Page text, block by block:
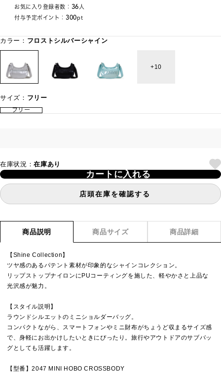
お気に入り登録者数： 36人
付与予定ポイント： 300pt
カラー： フロストシルバーシャイン
10
サイズ： フリー
フリー
在庫状況：在庫あり
カートに入れる
店頭在庫を確認する
商品説明 商品サイズ 商品詳細
【Shine Collection】
ツヤ感のあるパテント素材が印象的なシャインコレクション。
リップストップナイロンにPUコーティングを施した、軽やかさと上品な
光沢感が魅力。
【スタイル説明】
ラウンドシルエットのミニショルダーバッグ。
コンパクトながら、スマートフォンやミニ財布がちょうど収まるサイズ感
で、身軽にお出かけしたいときにぴったり。旅行やアウトドアのサブバッ
グとしても活躍します。
【型番】2047 MINI HOBO CROSSBODY